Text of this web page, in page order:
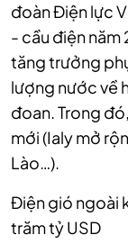
đoàn Điện lực
- cầu điện
tăng trưởng
lượng nước về
đoan. Trong
mới (Ialy mở
Lào…).
Điện gió ngoài
trăm tỷ USD